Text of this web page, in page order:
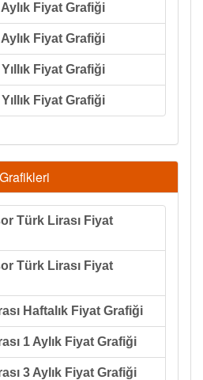
Fiyat Grafiği
Fiyat Grafiği
Fiyat Grafiği
Fiyat Grafiği
Türk Lirası Fiyat
Türk Lirası Fiyat
Haftalık Fiyat Grafiği
1 Aylık Fiyat Grafiği
3 Aylık Fiyat Grafiği